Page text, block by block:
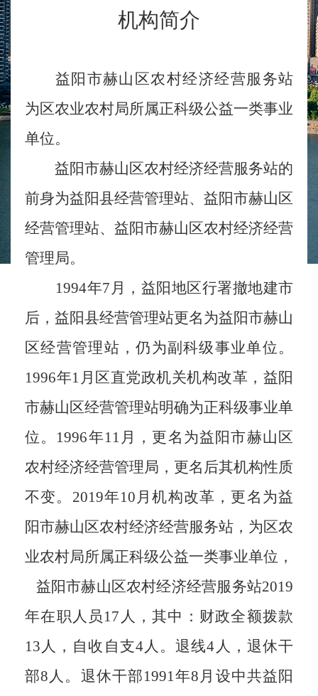
机构简介
益阳市赫山区农村经济经营服务站
为区农业农村局所属正科级公益一类事业
单位。
益阳市赫山区农村经济经营服务站的
前身为益阳县经营管理站、益阳市赫山区
经营管理站、 益阳市赫山区农村经济经营
管理局。
1994年7月，益阳地区行署撤地建市
后，益阳县经营管理站更名为益阳市赫山
区经营管理站，仍为副科级事业单位。
1996年1月区直党政机关机构改革，益阳
市赫山区经营管理站明确为正科级事业单
位。1996年11月，更名为益阳市赫山区
农村经济经营管理局，更名后其机构性质
不变。 2019年10月机构改革，更名为益
阳市赫山区农村经济经营服务站，为区农
业农村局所属正科级公益一类事业单位，
益阳市赫山区农村经济经营服务站2019
年在职人员 17 人，其中：财政全额拨款
13 人，自收自支4人。退线4 人，退休干
部8 人。退休干部1991年8月设中共益阳